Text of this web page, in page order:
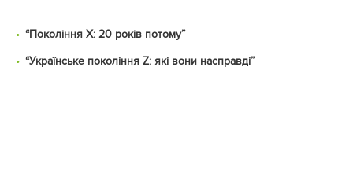
“Покоління X: 20 років потому”
“Українське покоління Z: які вони насправді”